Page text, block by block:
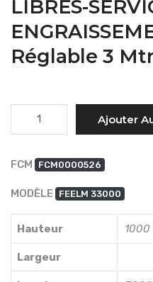
LIBRES-
Réglable 3
Quantité
Ajouter
FCM FCM0000526
MODÈLE FEELM 33000
Hauteur 1000
Largeur